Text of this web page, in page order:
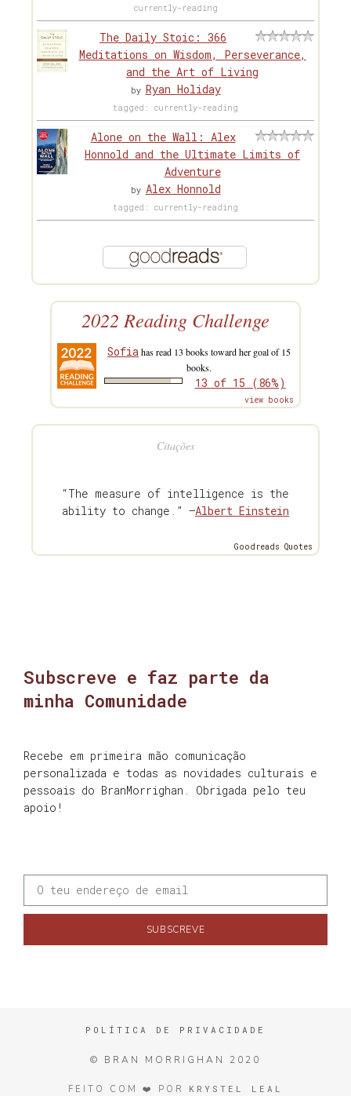
currently-reading
The Daily Stoic: 366
Meditations on Wisdom, Perseverance,
and the Art of Living
by Ryan Holiday
tagged: currently-reading
Alone on the Wall: Alex
Honnold and the Ultimate Limits of
Adventure
by Alex Honnold
tagged: currently-reading
2022 Reading Challenge
Sofiahas read 13 books toward her goal of 15
books.
13 of 15 (86%)
view books
Citações
“The measure of intelligence is the
ability to change.” —Albert Einstein
Goodreads Quotes
Subscreve e faz parte da
minha Comunidade
Recebe em primeira mão comunicação
personalizada e todas as novidades culturais e
pessoais do BranMorrighan. Obrigada pelo teu
apoio!
SUBSCREVE
POLÍTICA DE PRIVACIDADE
© BRAN MORRIGHAN 2020
FEITO COM ❤️ POR KRYSTEL LEAL